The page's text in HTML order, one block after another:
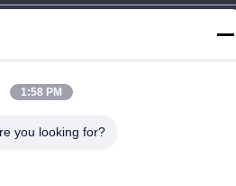
privacy|Mappa del sito
di vibrazioni del cavo
Xi'an Hoan Microwave Co., Ltd. .
i diritti riservati.
1:58 PM
you looking for?